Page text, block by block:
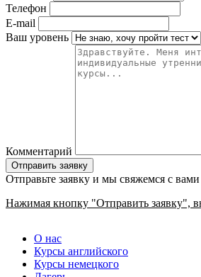
Телефон
E-mail
Ваш уровень
Комментарий
Отправьте заявку и мы свяжемся с
Нажимая кнопку "Отправить заявку",
О нас
Курсы английского
Курсы немецкого